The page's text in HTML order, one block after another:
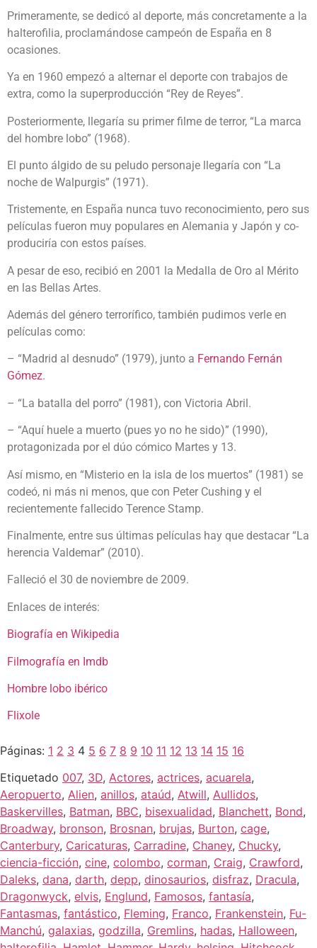
Primeramente, se dedicó al deporte, más concretamente a la
halterofilia, proclamándose campeón de España en 8
ocasiones.
Ya en 1960 empezó a alternar el deporte con trabajos de
extra, como la superproducción “Rey de Reyes”.
Posteriormente, llegaría su primer filme de terror, “La marca
del hombre lobo” (1968).
El punto álgido de su peludo personaje llegaría con “La
noche de Walpurgis” (1971).
Tristemente, en España nunca tuvo reconocimiento, pero sus
películas fueron muy populares en Alemania y Japón y co-
produciría con estos países.
A pesar de eso, recibió en 2001 la Medalla de Oro al Mérito
en las Bellas Artes.
Además del género terrorífico, también pudimos verle en
películas como:
– “Madrid al desnudo” (1979), junto a Fernando Fernán
Gómez.
– “La batalla del porro” (1981), con Victoria Abril.
– “Aquí huele a muerto (pues yo no he sido)” (1990),
protagonizada por el dúo cómico Martes y 13.
Así mismo, en “Misterio en la isla de los muertos” (1981) se
codeó, ni más ni menos, que con Peter Cushing y el
recientemente fallecido Terence Stamp.
Finalmente, entre sus últimas películas hay que destacar “La
herencia Valdemar” (2010).
Falleció el 30 de noviembre de 2009.
Enlaces de interés:
Biografía en Wikipedia
Filmografía en Imdb
Hombre lobo ibérico
Flixole
Páginas: 1 2 3 4 5 6 7 8 9 10 11 12 13 14 15 16
Etiquetado 007, 3D, Actores, actrices, acuarela,
Aeropuerto, Alien, anillos, ataúd, Atwill, Aullidos,
Baskervilles, Batman, BBC, bisexualidad, Blanchett, Bond,
Broadway, bronson, Brosnan, brujas, Burton, cage,
Canterbury, Caricaturas, Carradine, Chaney, Chucky,
ciencia-ficción, cine, colombo, corman, Craig, Crawford,
Daleks, dana, darth, depp, dinosaurios, disfraz, Dracula,
Dragonwyck, elvis, Englund, Famosos, fantasía,
Fantasmas, fantástico, Fleming, Franco, Frankenstein, Fu-
Manchú, galaxias, godzilla, Gremlins, hadas, Halloween,